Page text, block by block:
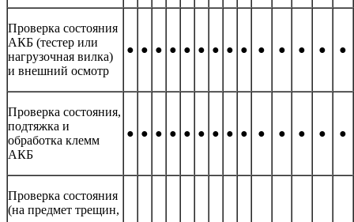
Проверка состояния
АКБ (тестер или
нагрузочная вилка)
и внешний осмотр
● ● ● ● ● ● ● ● ● ● ● ● ● ●
Проверка состояния,
подтяжка и
обработка клемм
АКБ
● ● ● ● ● ● ● ● ● ● ● ● ● ●
Проверка состояния
(на предмет трещин,